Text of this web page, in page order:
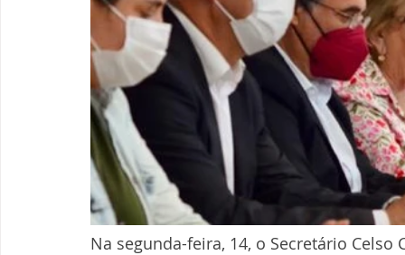
Na segunda-feira, 14, o Secretário